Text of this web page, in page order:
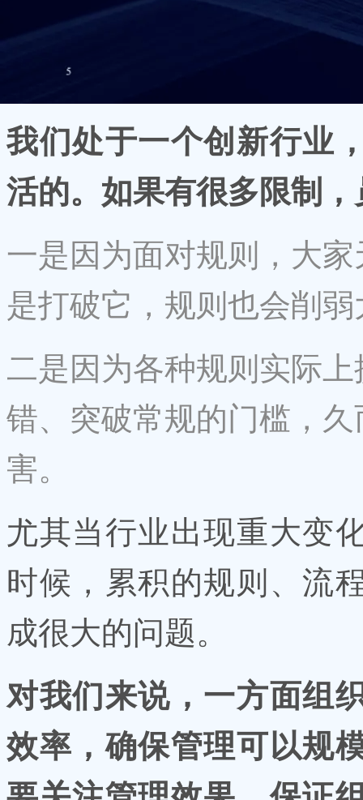
我们处于一个创新行业
活的。如果有很多限制
一是因为面对规则，大
是打破它，规则也会削
二是因为各种规则实际
错、突破常规的门槛，
害。
尤其当行业出现重大变
时候，累积的规则、流
成很大的问题。
对我们来说，一方面组
效率，确保管理可以规